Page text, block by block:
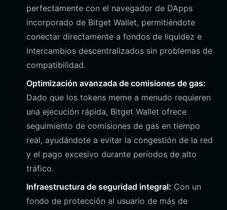
perfectamente con el navegador de DApps
incorporado de Bitget Wallet, permitiéndote
conectar directamente a fondos de liquidez e
intercambios descentralizados sin problemas de
compatibilidad.
Optimización avanzada de comisiones de gas:
Dado que los tokens meme a menudo requieren
una ejecución rápida, Bitget Wallet ofrece
seguimiento de comisiones de gas en tiempo
real, ayudándote a evitar la congestión de la red
y el pago excesivo durante períodos de alto
tráfico.
Infraestructura de seguridad integral: Con un
fondo de protección al usuario de más de